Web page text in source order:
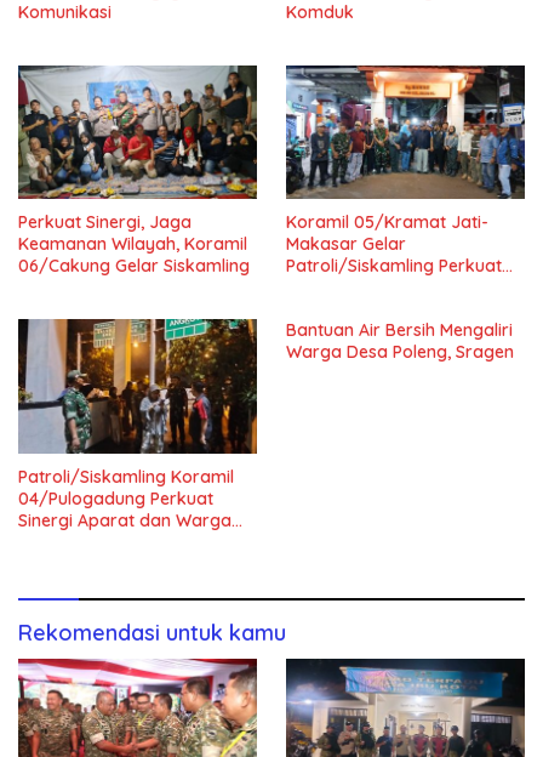
Komunikasi
Komduk
Perkuat Sinergi, Jaga
Keamanan Wilayah, Koramil
06/Cakung Gelar Siskamling
Koramil 05/Kramat Jati-
Makasar Gelar
Patroli/Siskamling Perkuat
Patroli/Siskamling Koramil
04/Pulogadung Perkuat
Sinergi Aparat dan Warga
Bantuan Air Bersih Mengaliri
Warga Desa Poleng, Sragen
Rekomendasi untuk kamu